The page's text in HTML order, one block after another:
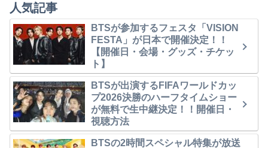
人気記事
BTSが参加するフェスタ「VISION
FESTA」が日本で開催決定！！
【開催日・会場・グッズ・チケッ
ト】
BTSが出演するFIFAワールドカッ
プ2026決勝のハーフタイムショー
が無料で生中継決定！！開催日・
視聴方法
BTSの2時間スペシャル特集が放送